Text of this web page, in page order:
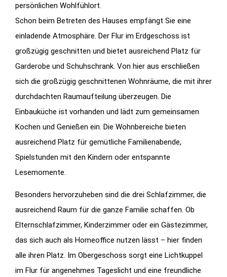
persönlichen Wohlfühlort.
Schon beim Betreten des Hauses empfängt Sie eine
einladende Atmosphäre. Der Flur im Erdgeschoss ist
großzügig geschnitten und bietet ausreichend Platz für
Garderobe und Schuhschrank. Von hier aus erschließen
sich die großzügig geschnittenen Wohnräume, die mit ihrer
durchdachten Raumaufteilung überzeugen. Die
Einbauküche ist vorhanden und lädt zum gemeinsamen
Kochen und Genießen ein. Die Wohnbereiche bieten
ausreichend Platz für gemütliche Familienabende,
Spielstunden mit den Kindern oder entspannte
Lesemomente.
Besonders hervorzuheben sind die drei Schlafzimmer, die
ausreichend Raum für die ganze Familie schaffen. Ob
Elternschlafzimmer, Kinderzimmer oder ein Gästezimmer,
das sich auch als Homeoffice nutzen lässt – hier finden
alle ihren Platz. Im Obergeschoss sorgt eine Lichtkuppel
im Flur für angenehmes Tageslicht und eine freundliche